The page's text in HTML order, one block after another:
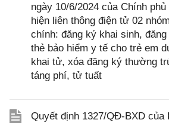
ngày 10/6/2024 của Chính
hiện liên thông điện tử 02
chính: đăng ký khai sinh,
thẻ bảo hiểm y tế cho trẻ em
khai tử, xóa đăng ký thường
táng phí, tử tuất
Quyết định 1327/QĐ-BXD của